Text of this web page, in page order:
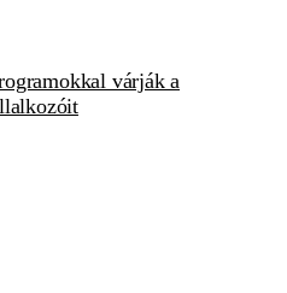
várják a